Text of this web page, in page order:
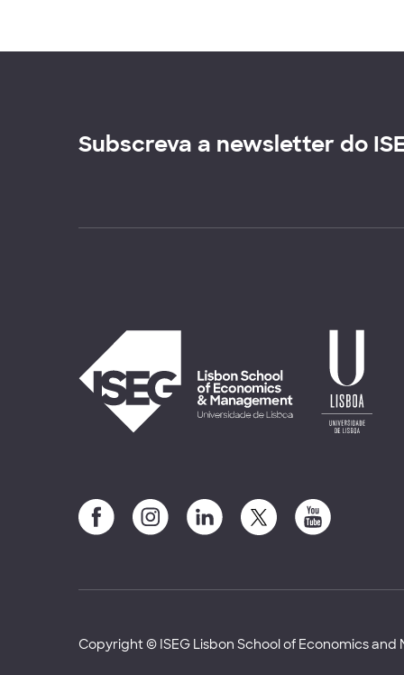
Subscreva a newsletter do
Copyright © ISEG Lisbon School of Economics and